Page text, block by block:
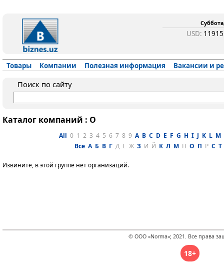
USD:
Товары Компании Полезная информация Вакансии и
Поиск по сайту
Каталог компаний : O
All 0 1 2 3 4 5 6 7 8 9 A B C D E F G H I J K L M
Все А Б В Г Д Е Ж З И Й К Л М Н О П Р С Т
Извините, в этой группе нет организаций.
© ООО «Norma»; 2021. Все права
18+